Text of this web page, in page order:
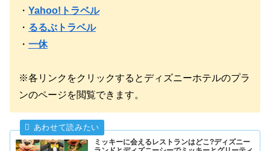
・ Yahoo!トラベル
・ るるぶトラベル
・ 一休
※各リンクをクリックするとディズニーホテルのプラ
ンのページを閲覧できます。
ミッキーに会えるレストランはどこ?ディズニー